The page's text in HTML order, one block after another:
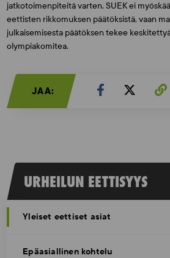
jatkotoimenpiteitä varten. SUEK ei
eettisten rikkomuksen päätöksistä, vaan
julkaisemisesta päätöksen tekee
olympiakomitea.
JAA:
URHEILUN EETTISYYS
Yleiset eettiset asiat
Epäasiallinen kohtelu